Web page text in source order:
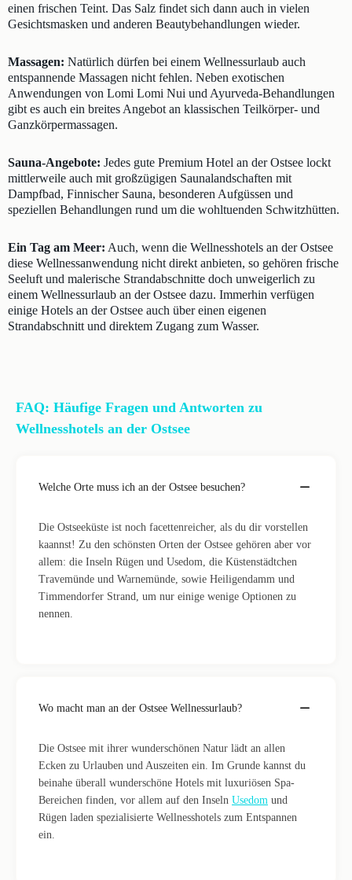
einen frischen Teint. Das Salz findet sich dann auch in vielen
Gesichtsmasken und anderen Beautybehandlungen wieder.
Massagen: Natürlich dürfen bei einem Wellnessurlaub auch
entspannende Massagen nicht fehlen. Neben exotischen
Anwendungen von Lomi Lomi Nui und Ayurveda-Behandlungen
gibt es auch ein breites Angebot an klassischen Teilkörper- und
Ganzkörpermassagen.
Sauna-Angebote: Jedes gute Premium Hotel an der Ostsee lockt
mittlerweile auch mit großzügigen Saunalandschaften mit
Dampfbad, Finnischer Sauna, besonderen Aufgüssen und
speziellen Behandlungen rund um die wohltuenden Schwitzhütten.
Ein Tag am Meer: Auch, wenn die Wellnesshotels an der Ostsee
diese Wellnessanwendung nicht direkt anbieten, so gehören frische
Seeluft und malerische Strandabschnitte doch unweigerlich zu
einem Wellnessurlaub an der Ostsee dazu. Immerhin verfügen
einige Hotels an der Ostsee auch über einen eigenen
Strandabschnitt und direktem Zugang zum Wasser.
FAQ: Häufige Fragen und Antworten zu
Wellnesshotels an der Ostsee
Welche Orte muss ich an der Ostsee besuchen?
Die Ostseeküste ist noch facettenreicher, als du dir vorstellen
kaannst! Zu den schönsten Orten der Ostsee gehören aber vor
allem: die Inseln Rügen und Usedom, die Küstenstädtchen
Travemünde und Warnemünde, sowie Heiligendamm und
Timmendorfer Strand, um nur einige wenige Optionen zu
nennen.
Wo macht man an der Ostsee Wellnessurlaub?
Die Ostsee mit ihrer wunderschönen Natur lädt an allen
Ecken zu Urlauben und Auszeiten ein. Im Grunde kannst du
beinahe überall wunderschöne Hotels mit luxuriösen Spa-
Bereichen finden, vor allem auf den Inseln Usedom und
Rügen laden spezialisierte Wellnesshotels zum Entspannen
ein.